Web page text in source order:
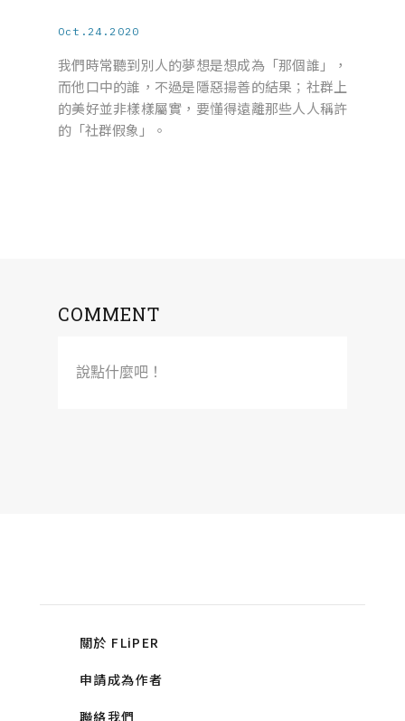
Oct.24.2020
我們時常聽到別人的夢想是想成為「那個誰」，
而他口中的誰，不過是隱惡揚善的結果；社群上
的美好並非樣樣屬實，要懂得遠離那些人人稱許
的「社群假象」。
COMMENT
說點什麼吧！
關於 FLiPER
申請成為作者
聯絡我們